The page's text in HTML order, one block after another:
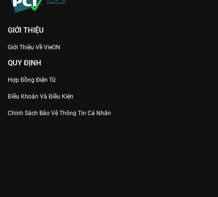
GIỚI THIỆU
Giới Thiệu Về VieON
QUY ĐỊNH
Hợp Đồng Điện Tử
Điều Khoản Và Điều Kiện
Chính Sách Bảo Vệ Thông Tin Cá Nhân